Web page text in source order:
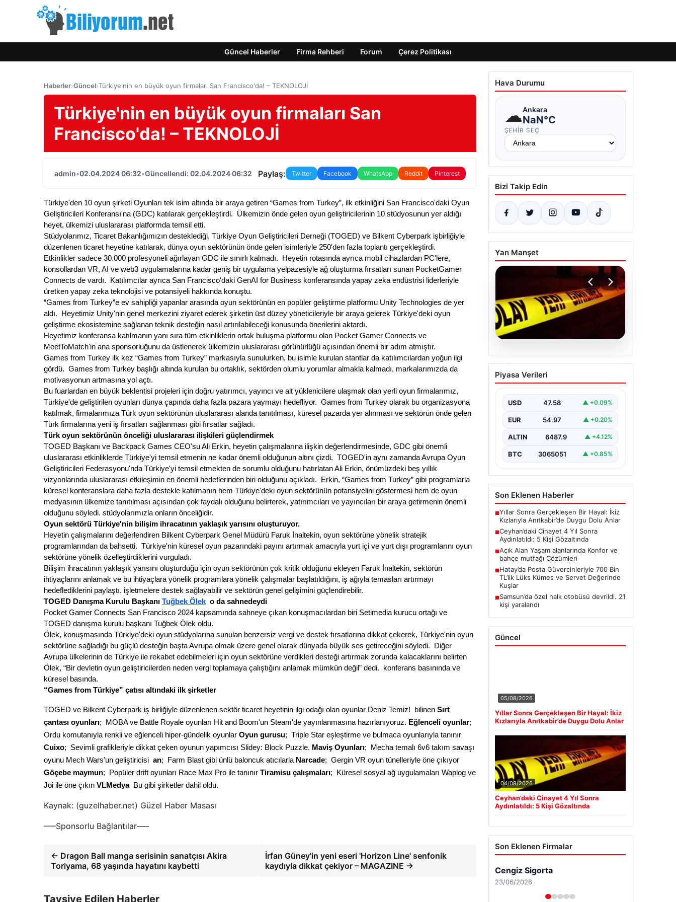
Güncel Haberler Firma Rehberi Forum Çerez Politikası
Haberler›Güncel›Türkiye'nin en büyük oyun firmaları San Francisco'da! – TEKNOLOJİ
Türkiye'nin en büyük oyun firmaları San
Francisco'da! – TEKNOLOJİ
admin•02.04.2024 06:32•Güncellendi: 02.04.2024 06:32 Paylaş: Twitter Facebook WhatsApp Reddit Pinterest
Türkiye'den 10 oyun şirketi Oyunları tek isim altında bir araya getiren “Games from Turkey”, ilk etkinliğini San Francisco'daki Oyun
Geliştiricileri Konferansı'na (GDC) katılarak gerçekleştirdi.  Ülkemizin önde gelen oyun geliştiricilerinin 10 stüdyosunun yer aldığı
heyet, ülkemizi uluslararası platformda temsil etti.
Stüdyolarımız, Ticaret Bakanlığımızın desteklediği, Türkiye Oyun Geliştiricileri Derneği (TOGED) ve Bilkent Cyberpark işbirliğiyle
düzenlenen ticaret heyetine katılarak, dünya oyun sektörünün önde gelen isimleriyle 250'den fazla toplantı gerçekleştirdi.
Etkinlikler sadece 30.000 profesyoneli ağırlayan GDC ile sınırlı kalmadı.  Heyetin rotasında ayrıca mobil cihazlardan PC'lere,
konsollardan VR, AI ve web3 uygulamalarına kadar geniş bir uygulama yelpazesiyle ağ oluşturma fırsatları sunan PocketGamer
Connects de vardı.  Katılımcılar ayrıca San Francisco'daki GenAI for Business konferansında yapay zeka endüstrisi liderleriyle
üretken yapay zeka teknolojisi ve potansiyeli hakkında konuştu.
“Games from Turkey”e ev sahipliği yapanlar arasında oyun sektörünün en popüler geliştirme platformu Unity Technologies de yer
aldı.  Heyetimiz Unity'nin genel merkezini ziyaret ederek şirketin üst düzey yöneticileriyle bir araya gelerek Türkiye'deki oyun
geliştirme ekosistemine sağlanan teknik desteğin nasıl artırılabileceği konusunda önerilerini aktardı.
Heyetimiz konferansa katılmanın yanı sıra tüm etkinliklerin ortak buluşma platformu olan Pocket Gamer Connects ve
MeetToMatch'in ana sponsorluğunu da üstlenerek ülkemizin uluslararası görünürlüğü açısından önemli bir adım atmıştır.
Games from Turkey ilk kez “Games from Turkey” markasıyla sunulurken, bu isimle kurulan stantlar da katılımcılardan yoğun ilgi
gördü.  Games from Turkey başlığı altında kurulan bu ortaklık, sektörden olumlu yorumlar almakla kalmadı, markalarımızda da
motivasyonun artmasına yol açtı.
Bu fuarlardan en büyük beklentisi projeleri için doğru yatırımcı, yayıncı ve alt yüklenicilere ulaşmak olan yerli oyun firmalarımız,
Türkiye'de geliştirilen oyunları dünya çapında daha fazla pazara yaymayı hedefliyor.  Games from Turkey olarak bu organizasyona
katılmak, firmalarımıza Türk oyun sektörünün uluslararası alanda tanıtılması, küresel pazarda yer alınması ve sektörün önde gelen
Türk firmalarına yeni iş fırsatları sağlanması gibi fırsatlar sağladı.
Türk oyun sektörünün önceliği uluslararası ilişkileri güçlendirmek
TOGED Başkanı ve Backpack Games CEO'su Ali Erkin, heyetin çalışmalarına ilişkin değerlendirmesinde, GDC gibi önemli
uluslararası etkinliklerde Türkiye'yi temsil etmenin ne kadar önemli olduğunun altını çizdi.  TOGED'in aynı zamanda Avrupa Oyun
Geliştiricileri Federasyonu'nda Türkiye'yi temsil etmekten de sorumlu olduğunu hatırlatan Ali Erkin, önümüzdeki beş yıllık
vizyonlarında uluslararası etkileşimin en önemli hedeflerinden biri olduğunu açıkladı.  Erkin, “Games from Turkey” gibi programlarla
küresel konferanslara daha fazla destekle katılmanın hem Türkiye'deki oyun sektörünün potansiyelini göstermesi hem de oyun
medyasının ülkemize tanıtılması açısından çok faydalı olduğunu belirterek, yatırımcıları ve yayıncıları bir araya getirmenin önemli
olduğunu söyledi. stüdyolarımızla onların önceliğidir.
Oyun sektörü Türkiye'nin bilişim ihracatının yaklaşık yarısını oluşturuyor.
Heyetin çalışmalarını değerlendiren Bilkent Cyberpark Genel Müdürü Faruk İnaltekin, oyun sektörüne yönelik stratejik
programlarından da bahsetti.  Türkiye'nin küresel oyun pazarındaki payını artırmak amacıyla yurt içi ve yurt dışı programlarını oyun
sektörüne yönelik özelleştirdiklerini vurguladı.
Bilişim ihracatının yaklaşık yarısını oluşturduğu için oyun sektörünün çok kritik olduğunu ekleyen Faruk İnaltekin, sektörün
ihtiyaçlarını anlamak ve bu ihtiyaçlara yönelik programlara yönelik çalışmalar başlatıldığını, iş ağıyla temasları artırmayı
hedeflediklerini paylaştı. işletmelere destek sağlayabilir ve sektörün genel gelişimini güçlendirebilir.
TOGED Danışma Kurulu Başkanı Tuğbek Ölek
  o da sahnedeydi
Pocket Gamer Connects San Francisco 2024 kapsamında sahneye çıkan konuşmacılardan biri Setimedia kurucu ortağı ve
TOGED danışma kurulu başkanı Tuğbek Ölek oldu.
Ölek, konuşmasında Türkiye'deki oyun stüdyolarına sunulan benzersiz vergi ve destek fırsatlarına dikkat çekerek, Türkiye'nin oyun
sektörüne sağladığı bu güçlü desteğin başta Avrupa olmak üzere genel olarak dünyada büyük ses getireceğini söyledi.  Diğer
Avrupa ülkelerinin de Türkiye ile rekabet edebilmeleri için oyun sektörüne verdikleri desteği artırmak zorunda kalacaklarını belirten
Ölek, “Bir devletin oyun geliştiricilerden neden vergi toplamaya çalıştığını anlamak mümkün değil” dedi.  konferans basınında ve
küresel basında.
“Games from Türkiye” çatısı altındaki ilk şirketler
TOGED ve Bilkent Cyberpark iş birliğiyle düzenlenen sektör ticaret heyetinin ilgi odağı olan oyunlar Deniz Temiz!  bilinen Sırt
çantası oyunları;  MOBA ve Battle Royale oyunları Hit and Boom'un Steam'de yayınlanmasına hazırlanıyoruz. Eğlenceli oyunlar;
Ordu komutanıyla renkli ve eğlenceli hiper-gündelik oyunlar Oyun gurusu
Cuixo;  Sevimli grafikleriyle dikkat çeken oyunun yapımcısı Slidey: Block Puzzle. Maviş Oyunları;  Mecha temalı 6v6 takım savaşı
oyunu Mech Wars'un geliştiricisi an;  Farm Blast gibi ünlü baloncuk atıcılarla Narcade
Göçebe maymun;  Popüler drift oyunları Race Max Pro ile tanınır Tiramisu çalışmaları;  Küresel sosyal ağ uygulamaları Waplog ve
Joi ile öne çıkın VLMedya
  Bu gibi şirketler dahil oldu.
Kaynak: (guzelhaber.net) Güzel Haber Masası
—–Sponsorlu Bağlantılar—–
← Dragon Ball manga serisinin sanatçısı Akira
Toriyama, 68 yaşında hayatını kaybetti
İrfan Güney'in yeni eseri 'Horizon Line' senfonik
kaydıyla dikkat çekiyor – MAGAZINE →
Tavsiye Edilen Haberler
Hava Durumu
☁Ankara
NaN°C
ŞEHIR SEÇ
Bizi Takip Edin
Yan Manşet
Ceyhan’daki Cinayet 4
Yıl Sonra Aydınlatıldı: 5
Adana’nın Ceyhan ilçesinde 2022
çözülemeyen silahlı cinayet olayı,
Piyasa Verileri
USD 47.58 ▲ +0.09%
EUR 54.97 ▲ +0.20%
ALTIN 6487.9 ▲ +4.12%
BTC 3065051 ▲ +0.85%
Son Eklenen Haberler
■Yıllar Sonra Gerçekleşen Bir Hayal: İkiz
Kızlarıyla Anıtkabir’de Duygu Dolu Anlar
■Ceyhan’daki Cinayet 4 Yıl Sonra
Aydınlatıldı: 5 Kişi Gözaltında
■Açık Alan Yaşam alanlarında Konfor ve
bahçe mutfağı Çözümleri
■Hatay’da Posta Güvercinleriyle 700 Bin
TL’lik Lüks Kümes ve Servet Değerinde
Kuşlar
■Samsun’da özel halk otobüsü devrildi. 21
kişi yaralandı
Güncel
05/08/2026
Yıllar Sonra Gerçekleşen Bir Hayal: İkiz
Kızlarıyla Anıtkabir’de Duygu Dolu Anlar
04/08/2026
Ceyhan’daki Cinayet 4 Yıl Sonra
Aydınlatıldı: 5 Kişi Gözaltında
Son Eklenen Firmalar
Cengiz Sigorta
23/06/2026